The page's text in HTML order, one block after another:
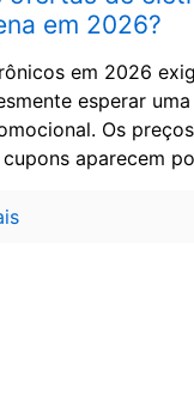
em 2026?
em 2026
esperar
Os
aparecem